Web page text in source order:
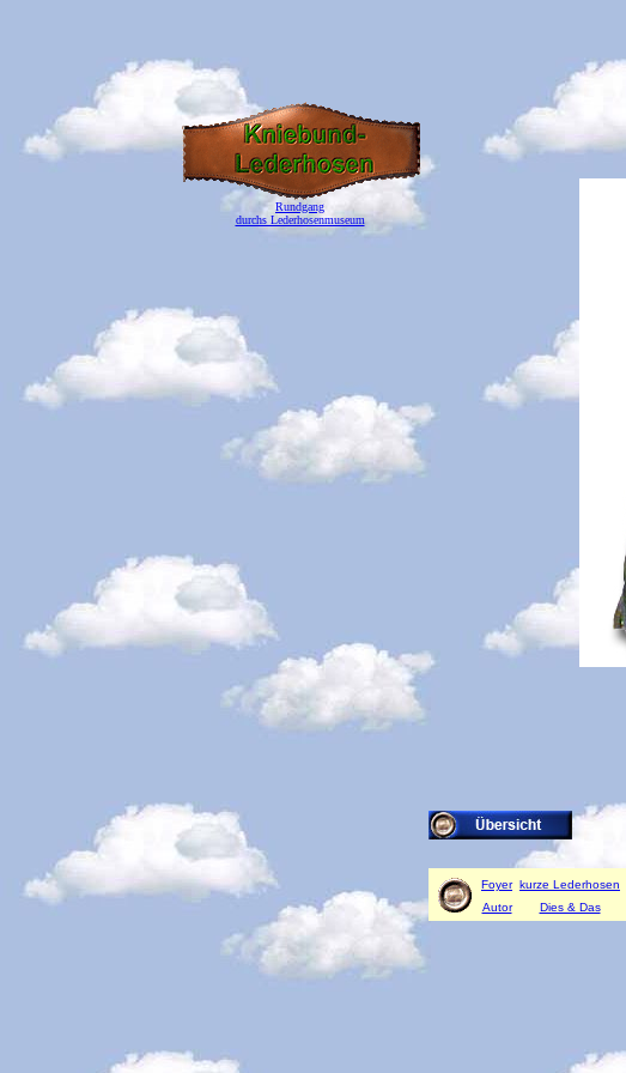
Rundgang
durchs Lederhosenmuseum
Foyer kurze Lederhosen
Autor
Dies & Das